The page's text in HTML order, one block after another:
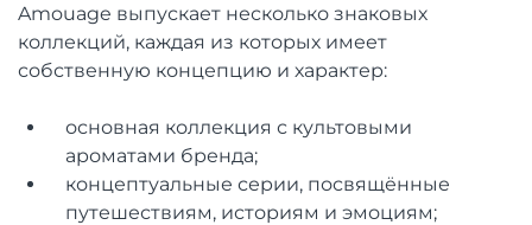
Amouage выпускает несколько знаковых
коллекций, каждая из которых имеет
собственную концепцию и характер:
основная коллекция с культовыми
ароматами бренда;
концептуальные серии, посвящённые
путешествиям, историям и эмоциям;